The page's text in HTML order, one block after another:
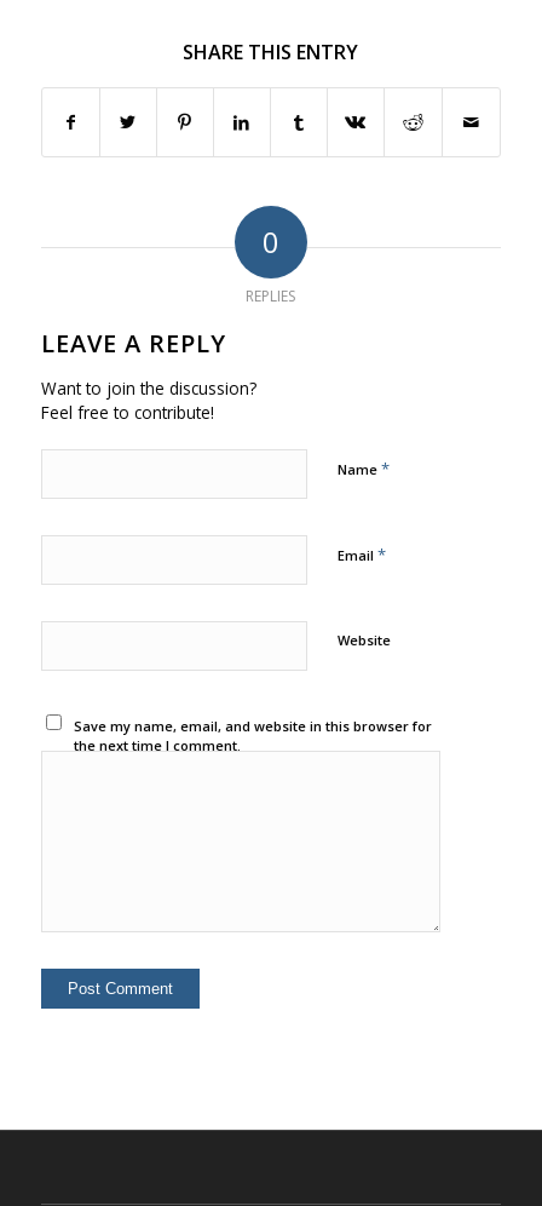
SHARE THIS ENTRY
0
REPLIES
LEAVE A REPLY
Want to join the discussion?
Feel free to contribute!
Name *
Email *
Website
Save my name, email, and website in this browser for
the next time I comment.